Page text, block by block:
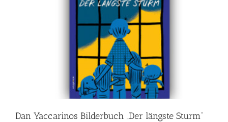
Dan Yaccarinos Bilderbuch „Der längste Sturm“